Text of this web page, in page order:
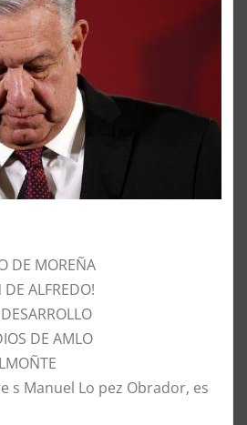
DE MOREÑA
DE ALFREDO!
DE AMLO
s Manuel Lo pez Obrador, es